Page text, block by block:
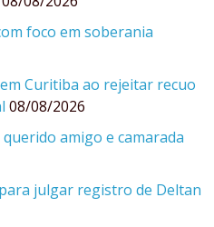
foco em soberania
Curitiba ao rejeitar recuo
08/08/2026
amigo e camarada
julgar registro de Deltan